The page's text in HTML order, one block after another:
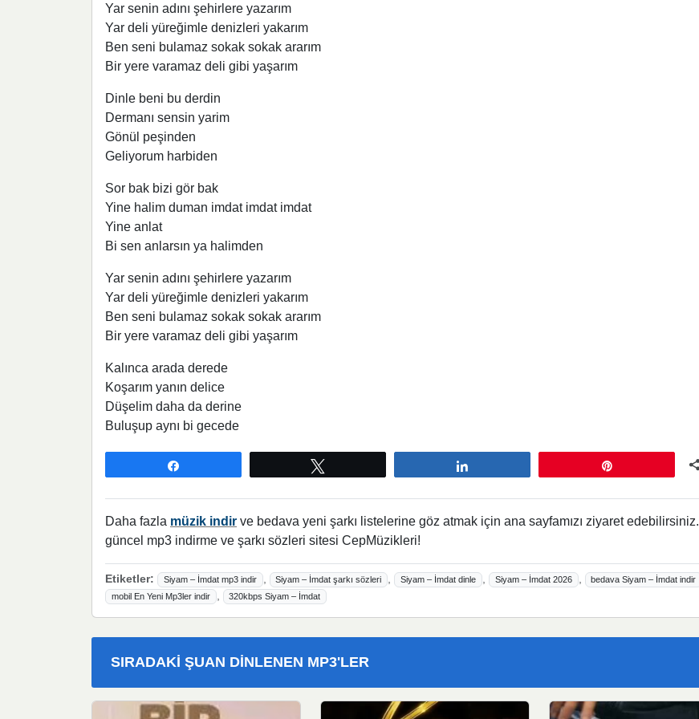
Yar senin adını şehirlere yazarım
Yar deli yüreğimle denizleri yakarım
Ben seni bulamaz sokak sokak ararım
Bir yere varamaz deli gibi yaşarım
Dinle beni bu derdin
Dermanı sensin yarim
Gönül peşinden
Geliyorum harbiden
Sor bak bizi gör bak
Yine halim duman imdat imdat imdat
Yine anlat
Bi sen anlarsın ya halimden
Yar senin adını şehirlere yazarım
Yar deli yüreğimle denizleri yakarım
Ben seni bulamaz sokak sokak ararım
Bir yere varamaz deli gibi yaşarım
Kalınca arada derede
Koşarım yanın delice
Düşelim daha da derine
Buluşup aynı bi gecede
Daha fazla müzik indir ve bedava yeni şarkı listelerine göz atmak için ana sayfamızı ziyaret
güncel mp3 indirme ve şarkı sözleri sitesi CepMüzikleri!
Etiketler: Siyam – İmdat mp3 indir , Siyam – İmdat şarkı sözleri , Siyam – İmdat dinle , Siyam – İmdat 2026 , bedava Siyam – İmdat indir
mobil En Yeni Mp3ler indir , 320kbps Siyam – İmdat
SIRADAKI ŞUAN DINLENEN MP3'LER